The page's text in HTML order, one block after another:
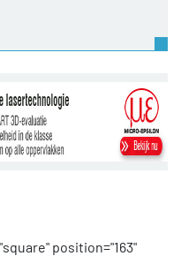
position="163"